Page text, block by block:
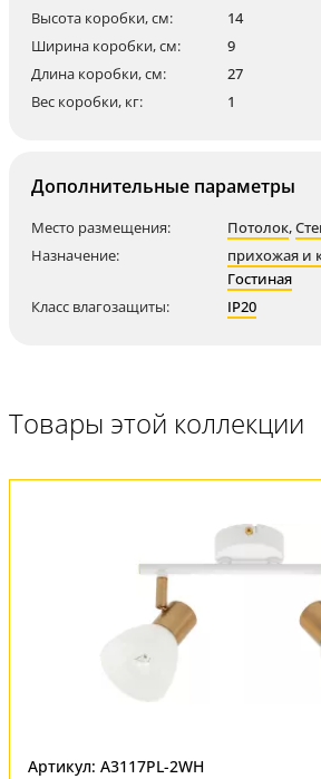
Высота коробки, см:
14
Ширина коробки, см:
9
Длина коробки, см:
27
Вес коробки, кг:
1
Дополнительные параметры
Место размещения: Потолок,
Назначение:
прихожая и
Гостиная
Класс влагозащиты:
IP20
Товары этой коллекции
Артикул: A3117PL-2WH